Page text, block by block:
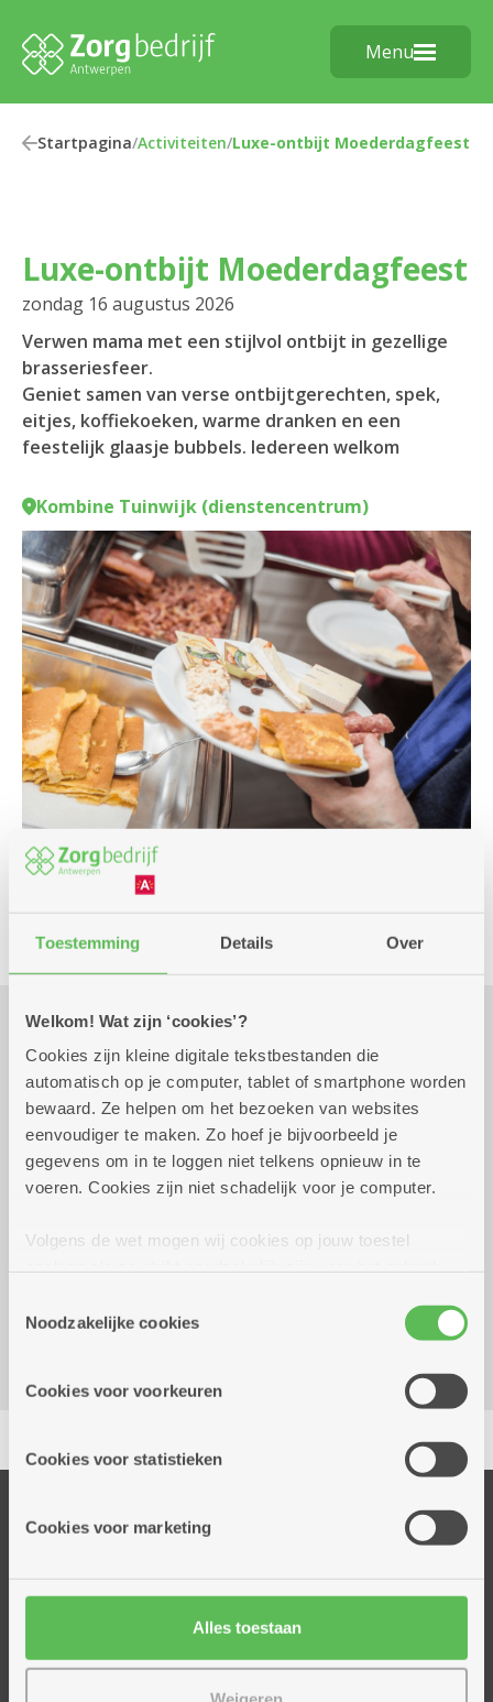
Toestemming Details Over
Welkom! Wat zijn ‘cookies’?
Cookies zijn kleine digitale tekstbestanden die
automatisch op je computer, tablet of smartphone worden
bewaard. Ze helpen om het bezoeken van websites
eenvoudiger te maken. Zo hoef je bijvoorbeeld je
gegevens om in te loggen niet telkens opnieuw in te
voeren. Cookies zijn niet schadelijk voor je computer.
Volgens de wet mogen wij cookies op jouw toestel
cookies hebben we jouw toestemming nodig. Sommige
cookies worden geplaatst door derde partijen die een
informatie over jouw (geanonimiseerd) gebruik van onze
partners kunnen deze gegevens combineren met andere
Noodzakelijke cookies
Cookies voor voorkeuren
Cookies voor statistieken
Cookies voor marketing
Alles toestaan
Menu
Startpagina/Activiteiten/Luxe-ontbijt Moederdagfeest
Luxe-ontbijt Moederdagfeest
zondag 16 augustus 2026
Verwen mama met een stijlvol ontbijt in gezellige
brasseriesfeer.
Geniet samen van verse ontbijtgerechten, spek,
eitjes, koffiekoeken, warme dranken en een
feestelijk glaasje bubbels. Iedereen welkom
Kombine Tuinwijk (dienstencentrum)
Culinair Kombine
Praktisch
zondag 16 augustus
2026
08.00 uur tot 11.00
uur
Prijs: 20 euro voor een royaal Moederdag
Vooraf inschrijven.
De Lunden 2E
Dienstencentra
Woonzorgcentra
Financieel comfort